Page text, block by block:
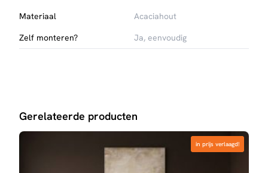
Materiaal
Acaciahout
Zelf monteren?
Ja, eenvoudig
Gerelateerde producten
in prijs verlaagd!
in prijs verlaagd!